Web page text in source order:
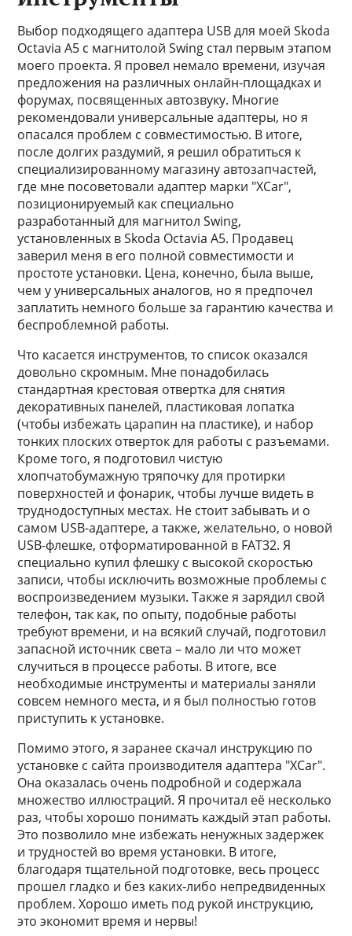
Выбор подходящего адаптера USB для моей Skoda
Octavia A5 с магнитолой Swing стал первым этапом
моего проекта. Я провел немало времени, изучая
предложения на различных онлайн-площадках и
форумах, посвященных автозвуку. Многие
рекомендовали универсальные адаптеры, но я
опасался проблем с совместимостью. В итоге,
после долгих раздумий, я решил обратиться к
специализированному магазину автозапчастей,
где мне посоветовали адаптер марки "XCar",
позиционируемый как специально
разработанный для магнитол Swing,
установленных в Skoda Octavia A5. Продавец
заверил меня в его полной совместимости и
простоте установки. Цена, конечно, была выше,
чем у универсальных аналогов, но я предпочел
заплатить немного больше за гарантию качества и
беспроблемной работы.
Что касается инструментов, то список оказался
довольно скромным. Мне понадобилась
стандартная крестовая отвертка для снятия
декоративных панелей, пластиковая лопатка
(чтобы избежать царапин на пластике), и набор
тонких плоских отверток для работы с разъемами.
Кроме того, я подготовил чистую
хлопчатобумажную тряпочку для протирки
поверхностей и фонарик, чтобы лучше видеть в
труднодоступных местах. Не стоит забывать и о
самом USB-адаптере, а также, желательно, о новой
USB-флешке, отформатированной в FAT32. Я
специально купил флешку с высокой скоростью
записи, чтобы исключить возможные проблемы с
воспроизведением музыки. Также я зарядил свой
телефон, так как, по опыту, подобные работы
требуют времени, и на всякий случай, подготовил
запасной источник света – мало ли что может
случиться в процессе работы. В итоге, все
необходимые инструменты и материалы заняли
совсем немного места, и я был полностью готов
приступить к установке.
Помимо этого, я заранее скачал инструкцию по
установке с сайта производителя адаптера "XCar".
Она оказалась очень подробной и содержала
множество иллюстраций. Я прочитал её несколько
раз, чтобы хорошо понимать каждый этап работы.
Это позволило мне избежать ненужных задержек
и трудностей во время установки. В итоге,
благодаря тщательной подготовке, весь процесс
прошел гладко и без каких-либо непредвиденных
проблем. Хорошо иметь под рукой инструкцию,
это экономит время и нервы!